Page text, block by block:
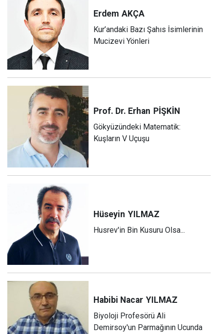
Erdem AKÇA
Kur’andaki Bazı Şahıs İsimlerinin
Mucizevi Yönleri
Prof. Dr. Erhan PİŞKİN
Gökyüzündeki Matematik:
Kuşların V Uçuşu
Hüseyin YILMAZ
Husrev'in Bin Kusuru Olsa...
Habibi Nacar YILMAZ
Biyoloji Profesörü Ali
Demirsoy'un Parmağının Ucunda